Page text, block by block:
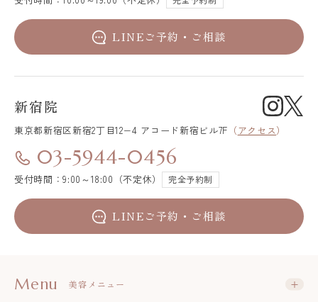
LINEご予約・ご相談
新宿院
東京都新宿区新宿2丁目12−4 アコード新宿ビル7F （アクセス）
03-5944-0456
受付時間：9:00～18:00（不定休） 完全予約制
LINEご予約・ご相談
Menu 美容メニュー